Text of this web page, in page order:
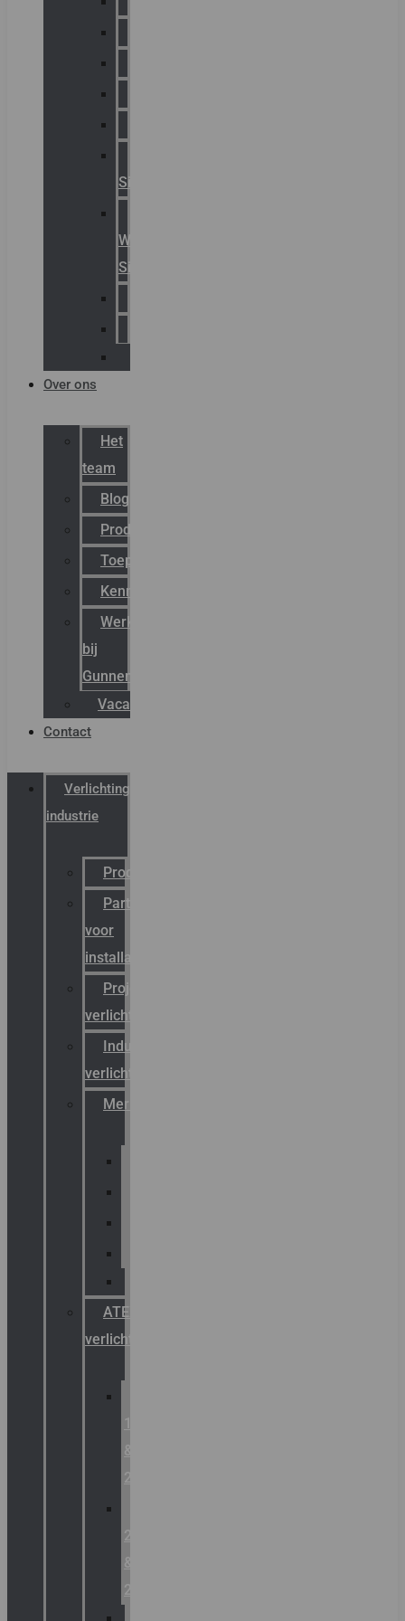
Signaling
Warning
Signals
Over ons
Het
team
Blog
Productnieuws
Toepassingen
Kenniscentrum
Werken
bij
Gunneman
Vacatures
Contact
Verlichting
industrie
Productcatalogus
Partner
voor
installateurs
Projectreferenties
verlichting
Industriële
verlichting
Merken
ATEX
verlichting
1
&
2
21
&
22